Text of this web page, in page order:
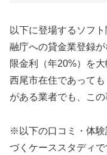
以下に登場するソフ
融庁への貸金業登録
限金利（年20%）を
西尾市在住であって
がある業者でも、この
※以下の口コミ・体験
づくケーススタディ